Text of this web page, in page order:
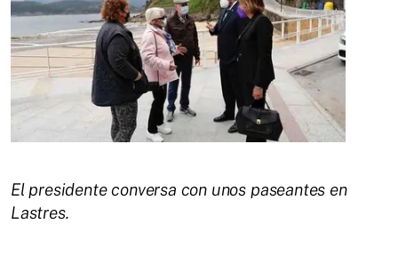
El presidente conversa con unos paseantes en
Lastres.